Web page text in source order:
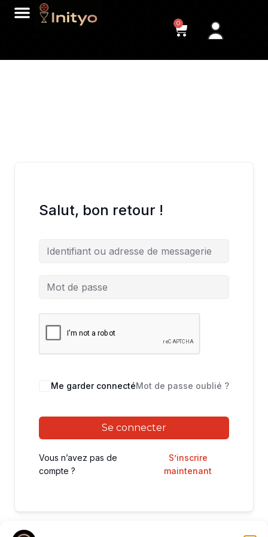
0
Salut, bon retour !
Me garder connectéMot de passe oublié ?
Se connecter
Vous n’avez pas de
compte ?
S’inscrire
maintenant